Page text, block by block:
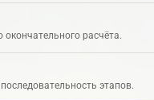
расчёта.
этапов.